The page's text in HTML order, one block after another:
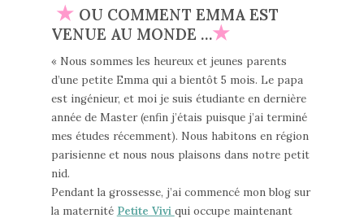
★ OU COMMENT EMMA EST
VENUE AU MONDE …★
« Nous sommes les heureux et jeunes parents
d’une petite Emma qui a bientôt 5 mois. Le papa
est ingénieur, et moi je suis étudiante en dernière
année de Master (enfin j’étais puisque j’ai terminé
mes études récemment). Nous habitons en région
parisienne et nous nous plaisons dans notre petit
nid.
Pendant la grossesse, j’ai commencé mon blog sur
la maternité Petite Vivi qui occupe maintenant